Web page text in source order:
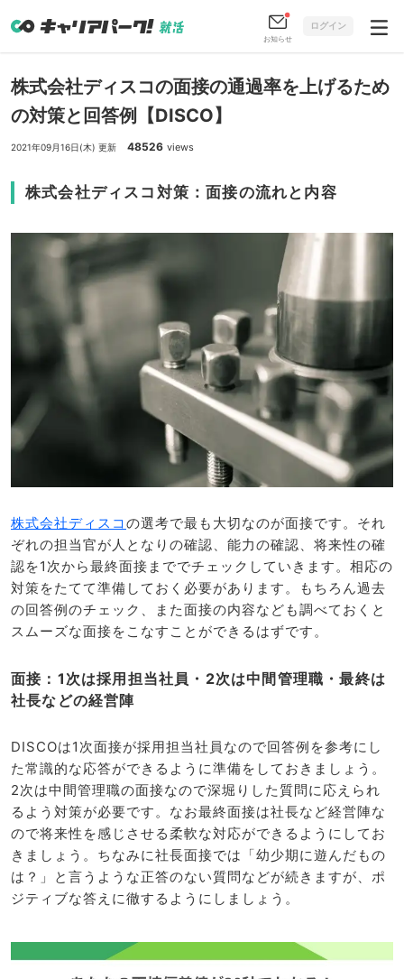
お知らせ
ログイン
株式会社ディスコの面接の通過率を上げるため
の対策と回答例【DISCO】
2021年09月16日(木) 更新 48526 views
株式会社ディスコ対策：面接の流れと内容
株式会社ディスコ の選考で最も大切なのが面接です。それ
ぞれの担当官が人となりの確認、能力の確認、将来性の確
認を1次から最終面接まででチェックしていきます。相応の
対策をたてて準備しておく必要があります。もちろん過去
の回答例のチェック、また面接の内容なども調べておくと
スムーズな面接をこなすことができるはずです。
面接：1次は採用担当社員・2次は中間管理職・最終は
社長などの経営陣
DISCOは1次面接が採用担当社員なので回答例を参考にし
た常識的な応答ができるように準備をしておきましょう。
2次は中間管理職の面接なので深堀りした質問に応えられ
るよう対策が必要です。なお最終面接は社長など経営陣な
ので将来性を感じさせる柔軟な対応ができるようにしてお
きましょう。ちなみに社長面接では「幼少期に遊んだもの
は？」と言うような正答のない質問などが続きますが、ポ
ジティブな答えに徹するようにしましょう。